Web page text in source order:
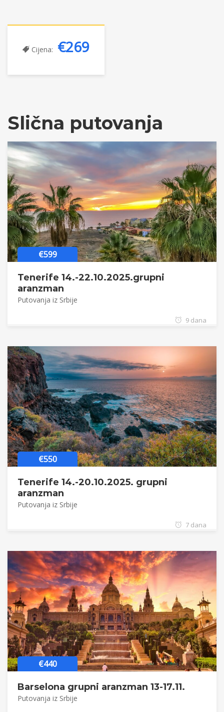
Cijena: €269
Slična putovanja
€599
Tenerife 14.-22.10.2025.grupni
aranzman
Putovanja iz Srbije
9 dana
€550
Tenerife 14.-20.10.2025. grupni
aranzman
Putovanja iz Srbije
7 dana
€440
Barselona grupni aranzman 13-17.11.
Putovanja iz Srbije